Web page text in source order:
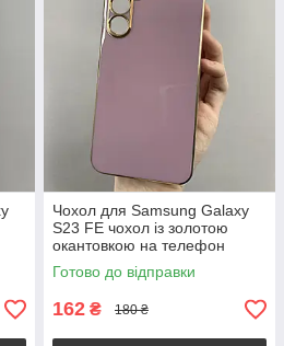
Чохол для Samsung Galaxy
S23 FE чохол із золотою
окантовкою на телефон
самсунг с23 фе чорничний
h7y
Готово до відправки
162 ₴ 180 ₴